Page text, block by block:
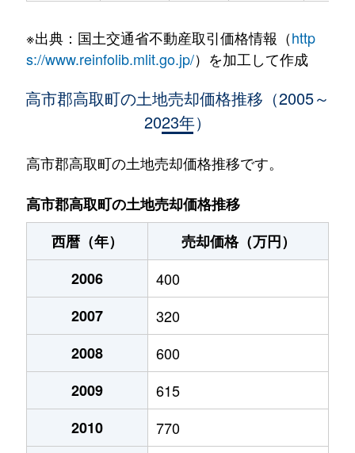
※出典：国土交通省不動産取引価格情報（http
s://www.reinfolib.mlit.go.jp/）を加工して作成
高市郡高取町の土地売却価格推移（2005～
2023年）
高市郡高取町の土地売却価格推移です。
高市郡高取町の土地売却価格推移
西暦（年）
売却価格（万円）
2006
400
2007
320
2008
600
2009
615
2010
770